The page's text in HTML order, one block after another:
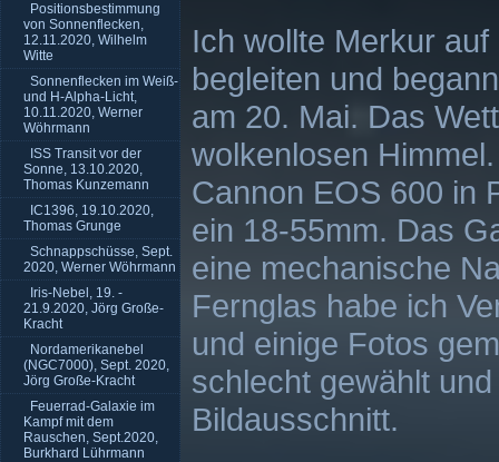
Positionsbestimmung
von Sonnenflecken,
12.11.2020, Wilhelm
Witte
Sonnenflecken im Weiß-
und H-Alpha-Licht,
10.11.2020, Werner
Wöhrmann
ISS Transit vor der
Sonne, 13.10.2020,
Thomas Kunzemann
IC1396, 19.10.2020,
Thomas Grunge
Schnappschüsse, Sept.
2020, Werner Wöhrmann
Iris-Nebel, 19. -
21.9.2020, Jörg Große-
Kracht
Nordamerikanebel
(NGC7000), Sept. 2020,
Jörg Große-Kracht
Feuerrad-Galaxie im
Kampf mit dem
Rauschen, Sept.2020,
Burkhard Lührmann
Ich wollte Merkur
begleiten und
am 20. Mai. Das
wolkenlosen
Cannon EOS 600 in
ein 18-55mm. Das
eine mechanische
Fernglas habe ich
und einige Fotos
schlecht gewählt
Bildausschnitt.